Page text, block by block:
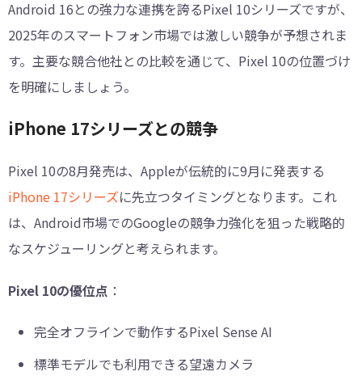
Android 16との強力な連携を誇るPixel 10シリーズですが、
2025年のスマートフォン市場では激しい競争が予想されま
す。主要な競合他社との比較を通じて、Pixel 10の位置づけ
を明確にしましょう。
iPhone 17シリーズとの競争
Pixel 10の8月発売は、Appleが伝統的に9月に発表する
iPhone 17シリーズに先立つタイミングとなります。これ
は、Android市場でのGoogleの競争力強化を狙った戦略的
なスケジューリングと考えられます。
Pixel 10の優位点 ：
完全オフラインで動作するPixel Sense AI
標準モデルでも利用できる望遠カメラ